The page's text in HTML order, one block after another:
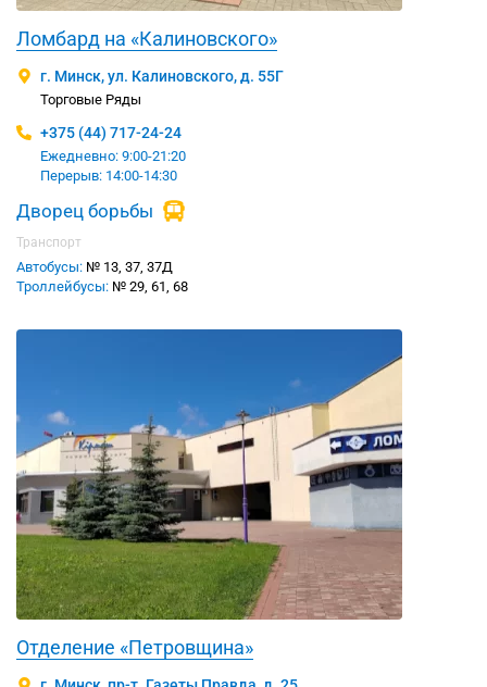
Ломбард на «Калиновского»
г. Минск, ул. Калиновского, д. 55Г
Торговые Ряды
+375 (44) 717-24-24
Ежедневно: 9:00-21:20
Перерыв: 14:00-14:30
Дворец борьбы
Транспорт
Автобусы: № 13, 37, 37Д
Троллейбусы: № 29, 61, 68
Отделение «Петровщина»